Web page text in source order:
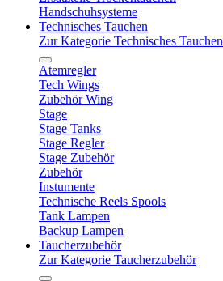
Handschuhsysteme
Technisches Tauchen
Zur Kategorie Technisches Tauchen
Atemregler
Tech Wings
Zubehör Wing
Stage
Stage Tanks
Stage Regler
Stage Zubehör
Zubehör
Instumente
Technische Reels Spools
Tank Lampen
Backup Lampen
Taucherzubehör
Zur Kategorie Taucherzubehör